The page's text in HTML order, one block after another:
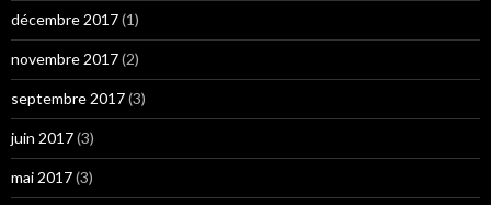
décembre 2017(1)
novembre 2017(2)
septembre 2017(3)
juin 2017(3)
mai 2017(3)